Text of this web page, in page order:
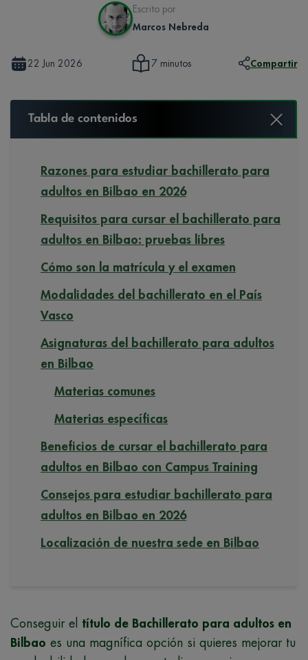
Escrito por
Marcos Nebreda
22 Jun 2026 7 minutos Compartir
Tabla de contenidos
Razones para estudiar bachillerato para
adultos en Bilbao en 2026
Requisitos para cursar el bachillerato para
adultos en Bilbao: pruebas libres
Cómo son la matrícula y el examen
Modalidades del bachillerato en el País
Vasco
Asignaturas del bachillerato para adultos
en Bilbao
Materias comunes
Materias específicas
Beneficios de cursar el bachillerato para
adultos en Bilbao con Campus Training
Consejos para estudiar bachillerato para
adultos en Bilbao en 2026
Localización de nuestra sede en Bilbao
Conseguir el título de Bachillerato para adultos en
Bilbao es una magnífica opción si quieres mejorar tu